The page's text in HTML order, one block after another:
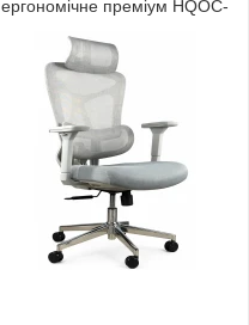
ергономічне преміум HQOC-